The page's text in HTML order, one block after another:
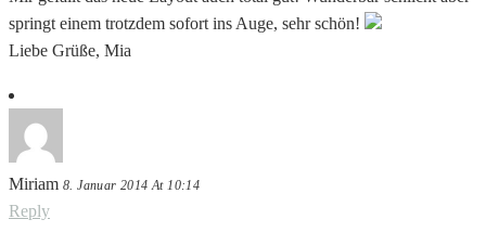
springt einem trotzdem sofort ins Auge, sehr schön!
Liebe Grüße, Mia
Miriam 8. Januar 2014 At 10:14
Reply